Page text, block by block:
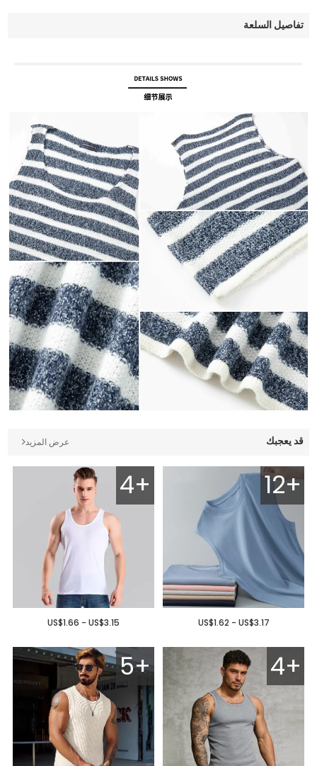
تفاصيل السلعة
قد يعجبك عرض المزيد
12+
US$1.62 - US$3.17
4+
US$1.66 - US$3.15
4+
5+